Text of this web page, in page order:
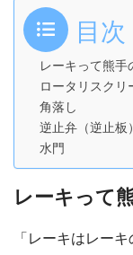
目次
レーキって熊手
ロータリスクリ
角落し
逆止弁（逆止板）
水門
レーキって
「レーキはレー